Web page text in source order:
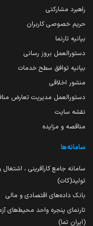
راهبرد مشارکتی
حریم خصوصی کاربران
بیانیه تارنما
دستورالعمل بروز رسانی
بیانیه توافق سطح خدمات
منشور اخلاقی
دستورالعمل مدیریت تعارض
نقشه سایت
مناقصه و مزایده
سامانه‌ها
سامانه جامع کارآفرینی ، اشتغال
تولید(کات)
بانک داده‌های اقتصادی و مالی
تارنمای پنجره واحد محیط‌های
(ایران تما)